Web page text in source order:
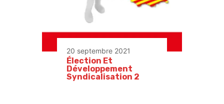
20 septembre 2021
Élection Et
Développement
Syndicalisation 2